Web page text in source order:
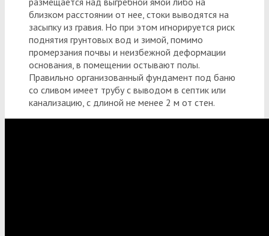
близком расстоянии от нее, стоки выводятся на
засыпку из гравия. Но при этом игнорируется риск
поднятия грунтовых вод и зимой, помимо
промерзания почвы и неизбежной деформации
основания, в помещении остывают полы.
Правильно организованный фундамент под баню
со сливом имеет трубу с выводом в септик или
канализацию, с длиной не менее 2 м от стен.